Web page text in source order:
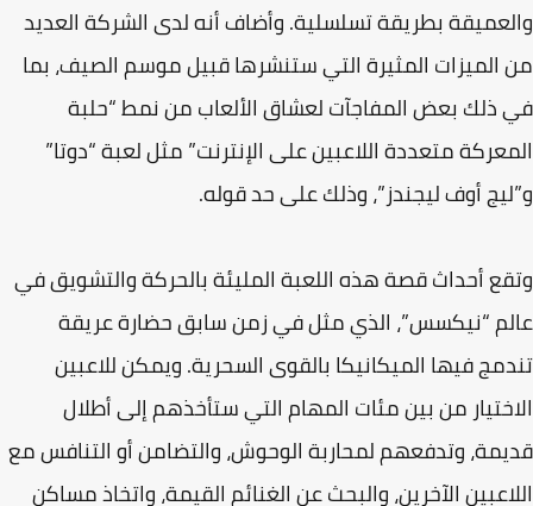
بطريقة تسلسلية. وأضاف أنه لدى الشركة العديد
المثيرة التي ستنشرها قبيل موسم الصيف، بما
بعض المفاجآت لعشاق الألعاب من نمط “حلبة
متعددة اللاعبين على الإنترنت” مثل لعبة “دوتا”
أوف ليجندز”، وذلك على حد قوله.
أحداث قصة هذه اللعبة المليئة بالحركة والتشويق في
“نيكسس”، الذي مثل في زمن سابق حضارة عريقة
فيها الميكانيكا بالقوى السحرية. ويمكن للاعبين
من بين مئات المهام التي ستأخذهم إلى أطلال
وتدفعهم لمحاربة الوحوش، والتضامن أو التنافس مع
الآخرين، والبحث عن الغنائم القيمة، واتخاذ مساكن